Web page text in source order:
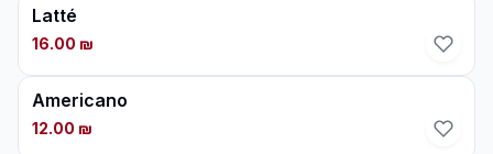
Latté
16.00 ₪
Americano
12.00 ₪